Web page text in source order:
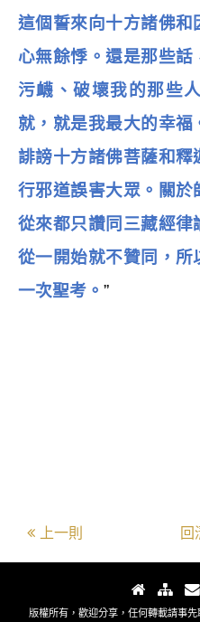
這個誓來向十方諸佛和
心無餘悸。還是那些話
污衊、破壞我的那些
就，就是我最大的幸
誹謗十方諸佛菩薩和釋
行邪道誤害大眾。關
從來都只讚同三藏經
從一開始就不贊同，所
一次聖考。 ”
上一則 回
版權所有，歡迎分享，任何轉載請事